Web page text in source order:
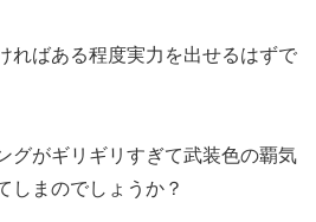
ればある程度実力を出せるはずで
グがギリギリすぎて武装色の覇気
しまのでしょうか？